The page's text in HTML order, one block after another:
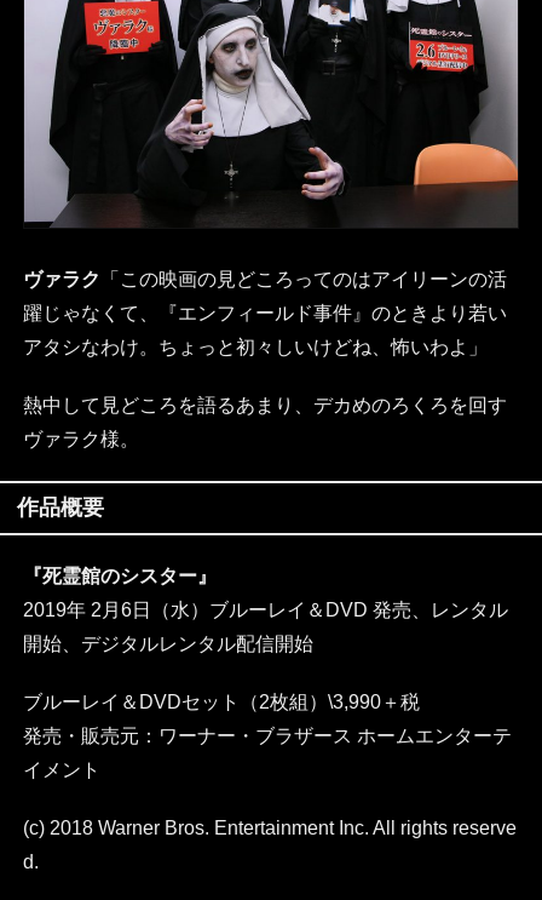
ヴァラク
「この映画の見どころってのはアイリーンの活
躍じゃなくて、『エンフィールド事件』のときより若い
アタシなわけ。ちょっと初々しいけどね、怖いわよ」
熱中して見どころを語るあまり、デカめのろくろを回す
ヴァラク様。
作品概要
『死霊館のシスター』
2019年 2月6日（水）ブルーレイ＆DVD 発売、レンタル
開始、デジタルレンタル配信開始
ブルーレイ＆DVDセット（2枚組）\3,990＋税
発売・販売元：ワーナー・ブラザース ホームエンターテ
イメント
(c) 2018 Warner Bros. Entertainment Inc. All rights reserve
d.